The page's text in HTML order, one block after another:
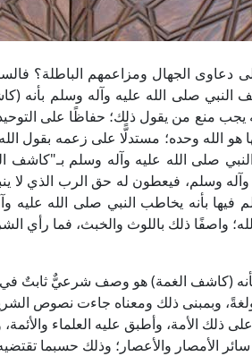
الجهال ومزاعمهم الباطلة؟
صلى الله عليه وآله وسلم بأنه
يجب منع من يقول ذلك؛ حفاظًا على
هو الله وحده؛ مستدلًّا على زعمه بقول
صلى الله عليه وآله وسلم بـ"كاشف
وسلم، فيعطون له حق الرب الذي لا
فيها بأنه يخاطب النبي صلى الله عليه
واصفًا ذلك باللوث والخبث، فما رأي
(كاشف الغمة) هو وصف شرعيٌّ ثابتٌ في
وبمبنى ذلك ومعناه جاءت نصوص
ذلك الأمة، وأطبق عليه العلماء والأئمة،
الأمصار والأعصار؛ وذلك حسبما تقتضيه